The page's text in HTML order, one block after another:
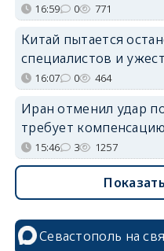
16:59 0 771
Китай пытается
специалистов и
16:07 0 464
Иран отменил удар
требует
15:46 3 1257
Севастополь на